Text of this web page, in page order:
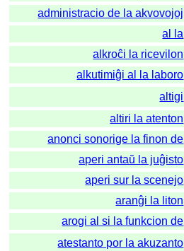
administracio de la akvovojoj
al la
alkroĉi la ricevilon
alkutimiĝi al la laboro
altigi
altiri la atenton
anonci sonorige la finon de
aperi antaŭ la juĝisto
aperi sur la scenejo
aranĝi la liton
arogi al si la funkcion de
atestanto por la akuzanto